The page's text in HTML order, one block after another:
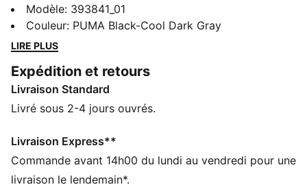
années 90, la PUMA Caven 2.0 est un modèle rétro
misant sur une esthétique américaine vintage. La
conception de la tige est fidèle à l’ADN du PUMA,
amorti et un confort optimal tout au long de la
journée.
CARACTÉRISTIQUES + AVANTAGES
pour offrir un amorti doux grâce au talon ultra-épais
DÉTAILS
Tige en cuir synthétique
Modèle: 393841_01
Couleur: PUMA Black-Cool Dark Gray
LIRE PLUS
Expédition et retours
Livraison Standard
Livré sous 2-4 jours ouvrés.
Livraison Express**
Commande avant 14h00 du lundi au vendredi pour une
livraison le lendemain*.